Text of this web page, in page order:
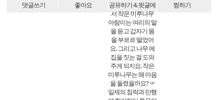
댓글쓰기 좋아요 공유하기4. 윗글에
서 작은 미루나무
아람이는 여리의 말
을 듣고 갑자기 몸
을 부르르 떨었어
요. 그리고 나무 에
집을 짓는 걸 도와
주게 되지요. 작은
미루나무는 왜 마음
을 돌렸을까요? ☞
일제의 침략과 만행
찜하기